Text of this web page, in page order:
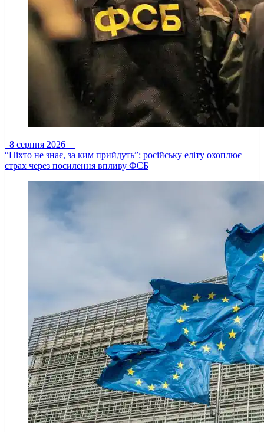
8 серпня 2026
“Ніхто не знає, за ким прийдуть”: російську еліту охоплює
страх через посилення впливу ФСБ